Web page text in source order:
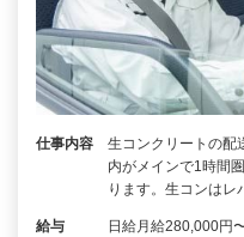
仕事内容
生コンクリートの配
内がメインで1時間
ります。生コンは
給与 日給月給280,000円